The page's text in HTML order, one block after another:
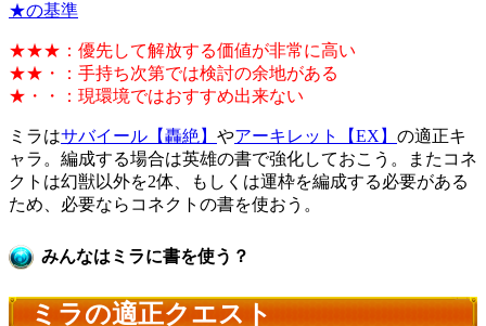
★の基準
★★★：優先して解放する価値が非常に高い
★★・：手持ち次第では検討の余地がある
★・・：現環境ではおすすめ出来ない
ミラはサバイール【轟絶】 やアーキレット【EX】 の適正キ
ャラ。編成する場合は英雄の書で強化しておこう。またコネ
クトは幻獣以外を2体、もしくは運枠を編成する必要がある
ため、必要ならコネクトの書を使おう。
みんなはミラに書を使う？
ミラの適正クエスト